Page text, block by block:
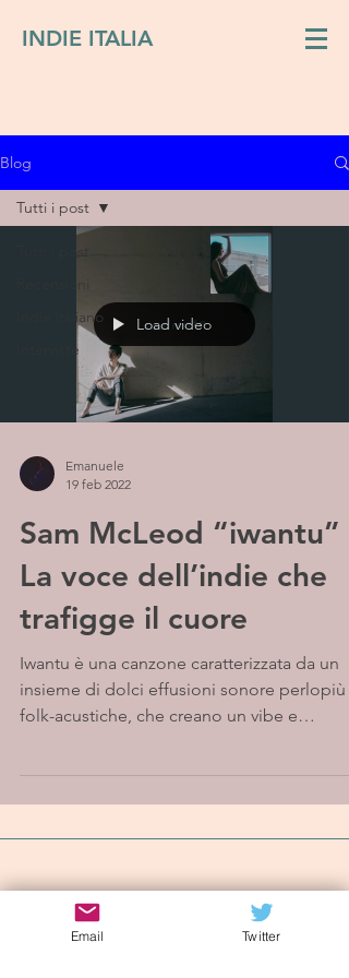
INDIE ITALIA
Blog
Indie italiano
Interviste
Tutti i post
Load video
Emanuele
19 feb 2022
Sam McLeod “iwantu” -
La voce dell’indie che
trafigge il cuore
Iwantu è una canzone caratterizzata da un
insieme di dolci effusioni sonore perlopiù
folk-acustiche, che creano un vibe e
Iscriviti alla mailing list
Email Twitter